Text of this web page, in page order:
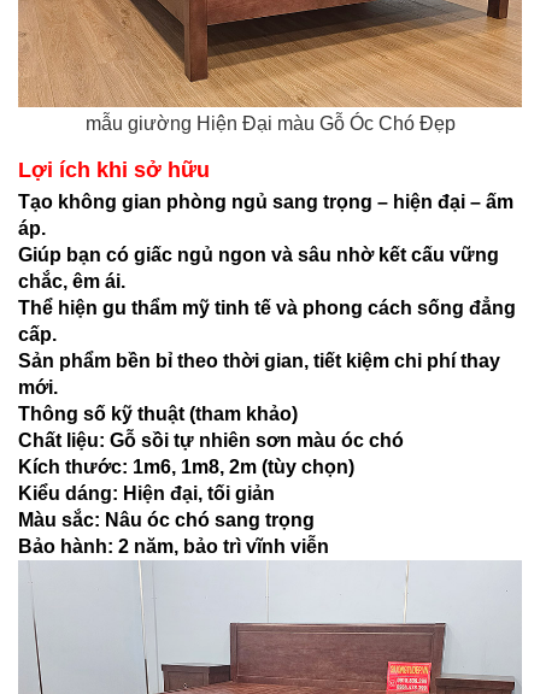
mẫu giường Hiện Đại màu Gỗ Óc Chó Đẹp
Lợi ích khi sở hữu
Tạo không gian phòng ngủ sang trọng – hiện đại – ấm
áp.
Giúp bạn có giấc ngủ ngon và sâu nhờ kết cấu vững
chắc, êm ái.
Thể hiện gu thẩm mỹ tinh tế và phong cách sống đẳng
cấp.
Sản phẩm bền bỉ theo thời gian, tiết kiệm chi phí thay
mới.
Thông số kỹ thuật (tham khảo)
Chất liệu: Gỗ sồi tự nhiên sơn màu óc chó
Kích thước: 1m6, 1m8, 2m (tùy chọn)
Kiểu dáng: Hiện đại, tối giản
Màu sắc: Nâu óc chó sang trọng
Bảo hành: 2 năm, bảo trì vĩnh viễn